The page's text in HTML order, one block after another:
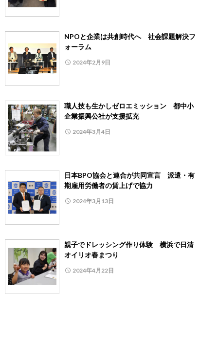
NPOと企業は共創時代へ 社会課題解決フ
ォーラム
2024年2月9日
職人技も生かしゼロエミッション 都中小
企業振興公社が支援拡充
2024年3月4日
日本BPO協会と連合が共同宣言 派遣・有
期雇用労働者の賃上げで協力
2024年3月13日
親子でドレッシング作り体験 横浜で日清
オイリオ春まつり
2024年4月22日